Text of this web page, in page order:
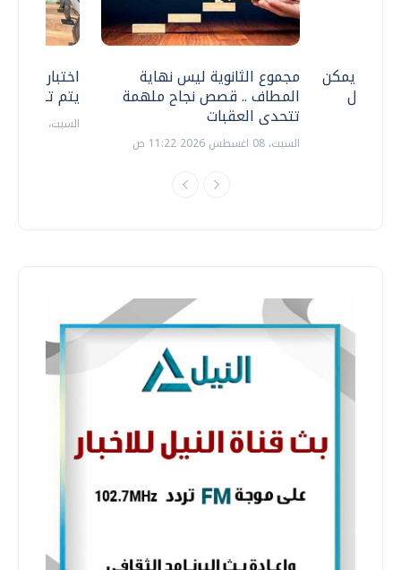
اختبارات
يتم
السبت، 18 يوليو 2026 09:22 ص
مجموع الثانوية ليس نهاية
المطاف .. قصص نجاح ملهمة
تتحدى العقبات
السبت، 08 اغسطس 2026 11:22 ص
.. هل يمكن
نتعامل